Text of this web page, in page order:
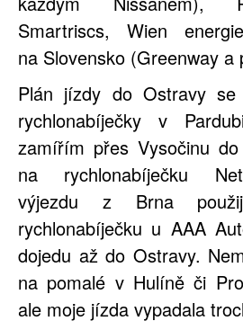
Smartriscs, Wien
na Slovensko (Greenway a
Plán jízdy do Ostravy
rychlonabíječky v
zamířím přes Vysočinu
na rychlonabíječku
výjezdu z Brna
rychlonabíječku u AAA
dojedu až do Ostravy.
na pomalé v Hulíně či
ale moje jízda vypadala